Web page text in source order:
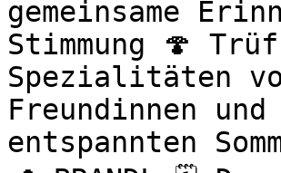
gemeinsame
Stimmung 🍄
Spezialitäten
Freundinnen
entspannten